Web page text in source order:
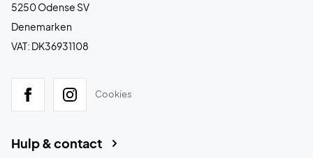
5250 Odense SV
Denemarken
VAT: DK36931108
Cookies
Hulp & contact